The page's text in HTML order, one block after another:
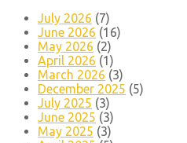
July 2026 (7)
June 2026 (16)
May 2026 (2)
April 2026 (1)
March 2026 (3)
December 2025 (5)
July 2025 (3)
June 2025 (3)
May 2025 (3)